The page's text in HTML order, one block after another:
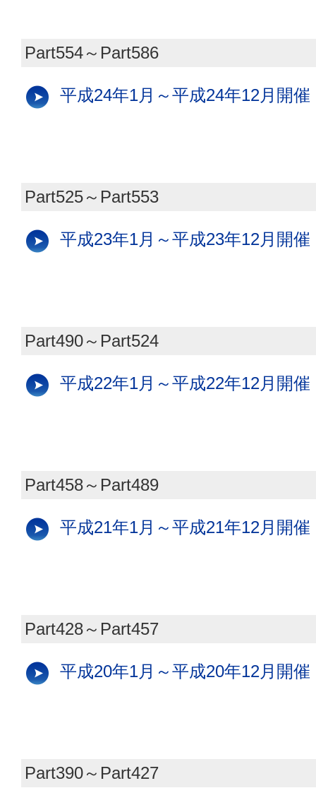
Part554～Part586
平成24年1月～平成24年12月開催
Part525～Part553
平成23年1月～平成23年12月開催
Part490～Part524
平成22年1月～平成22年12月開催
Part458～Part489
平成21年1月～平成21年12月開催
Part428～Part457
平成20年1月～平成20年12月開催
Part390～Part427